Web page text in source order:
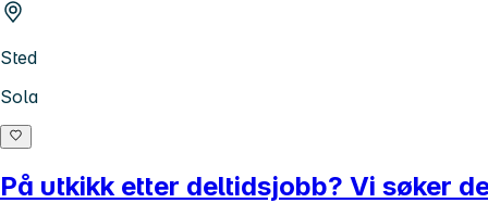
Sted
Sola
På utkikk etter deltidsjobb? Vi søker